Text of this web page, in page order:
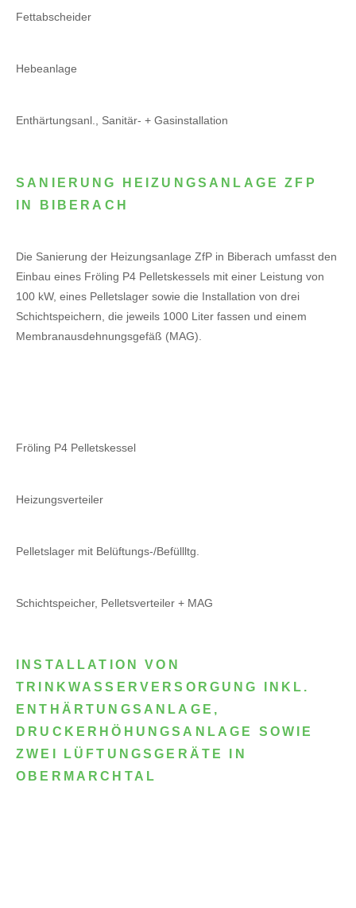
Fettabscheider
Hebeanlage
Enthärtungsanl., Sanitär- + Gasinstallation
SANIERUNG HEIZUNGSANLAGE ZFP
IN BIBERACH
Die Sanierung der Heizungsanlage ZfP in Biberach umfasst den
Einbau eines Fröling P4 Pelletskessels mit einer Leistung von
100 kW, eines Pelletslager sowie die Installation von drei
Schichtspeichern, die jeweils 1000 Liter fassen und einem
Membranausdehnungsgefäß (MAG).
Fröling P4 Pelletskessel
Heizungsverteiler
Pelletslager mit Belüftungs-/Befüllltg.
Schichtspeicher, Pelletsverteiler + MAG
INSTALLATION VON
TRINKWASSERVERSORGUNG INKL.
ENTHÄRTUNGSANLAGE,
DRUCKERHÖHUNGSANLAGE SOWIE
ZWEI LÜFTUNGSGERÄTE IN
OBERMARCHTAL